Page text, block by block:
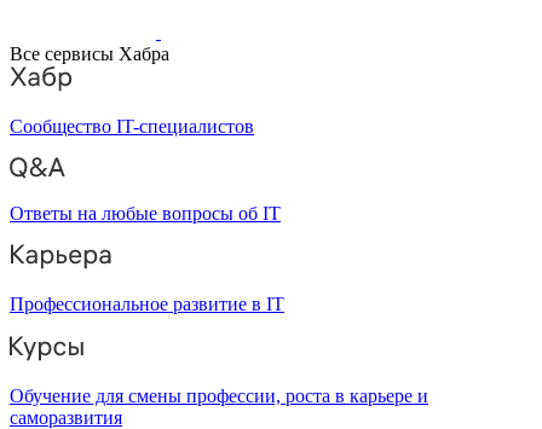
Все сервисы Хабра
Сообщество IT-специалистов
Ответы на любые вопросы об IT
Профессиональное развитие в IT
Обучение для смены профессии, роста в карьере и
саморазвития